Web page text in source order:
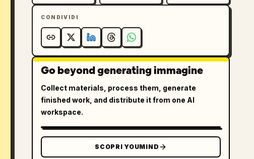
CONDIVIDI
Go beyond generating immagine
Collect materials, process them, generate
finished work, and distribute it from one AI
workspace.
SCOPRI YOUMIND